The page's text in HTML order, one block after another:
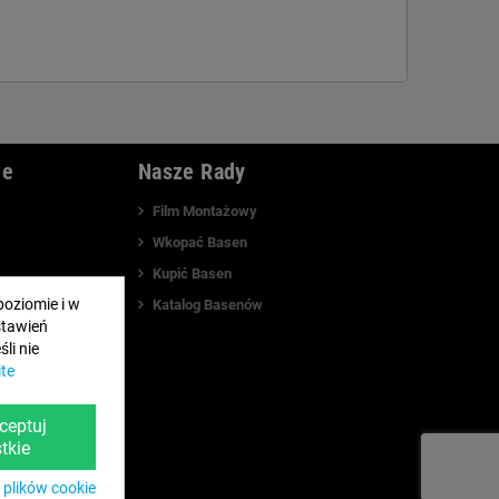
Nasze Rady
Film Montażowy
Wkopać Basen
Kupić Basen
Katalog Basenów
i w
nie
cookie